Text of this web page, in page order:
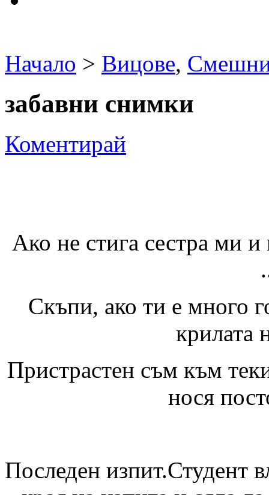
Начало > Вицове,
забавни снимки
Коментирай
Ако не стига сестра ми
Скъпи, ако ти е много
крилата
Пристрастен съм към
нося
Последен изпит.Студент